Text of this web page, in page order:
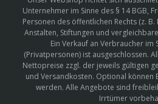
Unternehmer im Sinne des § 14 BGB,
Personen des öffentlichen Rechts (z.
Anstalten, Stiftungen und
Ein Verkauf an Verbraucher im
(Privatpersonen) ist ausgeschlossen.
Nettopreise zzgl. der jeweils gültigen
und Versandkosten. Optional
werden. Alle Angebote sind
Irrtümer